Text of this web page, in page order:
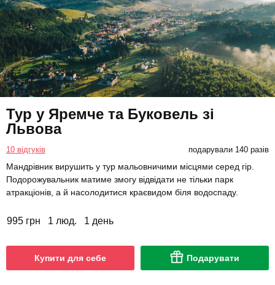
Тур у Яремче та Буковель зі
Львова
10 відгуків подарували 140 разів
Мандрівник вирушить у тур мальовничими місцями серед гір.
Подорожувальник матиме змогу відвідати не тільки парк
атракціонів, а й насолодитися краєвидом біля водоспаду.
995 грн 1 люд. 1 день
Купити для себе Подарувати